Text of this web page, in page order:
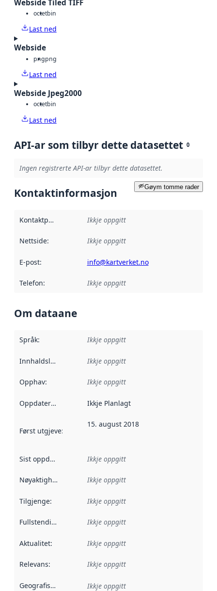
Webside Tiled TIFF
octetbin
Last ned
Webside
pngpng
Last ned
Webside Jpeg2000
octetbin
Last ned
API-ar som tilbyr dette datasettet 0
Ingen registrerte API-ar tilbyr dette datasettet.
Gøym tomme rader
Kontaktinformasjon
Kontaktpunkt Ikkje oppgitt
Nettside: Ikkje oppgitt
E-post: info@kartverket.no
Telefon: Ikkje oppgitt
Om dataane
Språk: Ikkje oppgitt
Innhaldsleverandørar :
Ikkje oppgitt
Opphav: Ikkje oppgitt
Oppdateringsfrekvens :
Ikkje Planlagt
Først utgjeve: Denne datoen seier når dataa i dette
15. august 2018
Sist oppdatert Ikkje oppgitt
Nøyaktigheit Ikkje oppgitt
Tilgjenge: Ikkje oppgitt
Fullstendigheit Ikkje oppgitt
Aktualitet: Ikkje oppgitt
Relevans: Ikkje oppgitt
Geografisk område Ikkje oppgitt